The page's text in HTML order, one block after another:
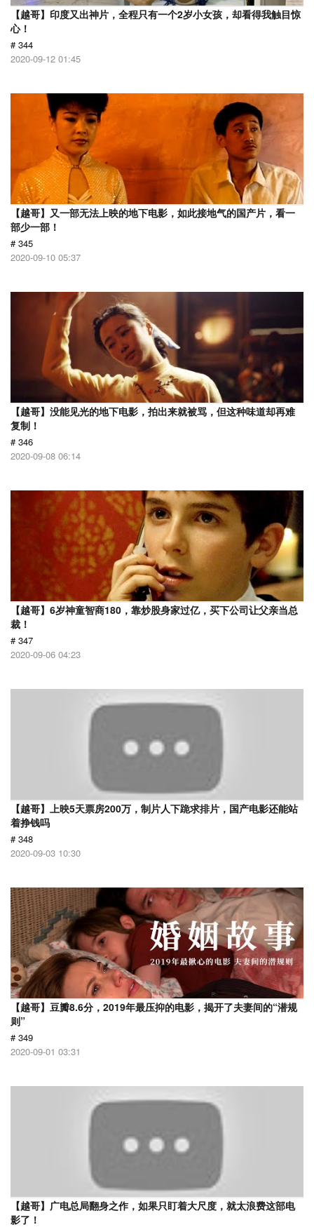
【越哥】印度又出神片，全程只有一个2岁小女孩，却看得我触目惊
心！
# 344
2020-09-12 01:45
【越哥】又一部无法上映的地下电影，如此接地气的国产片，看一
部少一部！
# 345
2020-09-10 05:37
【越哥】没能见光的地下电影，拍出来就被骂，但这种味道却再难
复制！
# 346
2020-09-08 06:14
【越哥】6岁神童智商180，靠炒股身家过亿，买下公司让父亲当总
裁！
# 347
2020-09-06 04:23
【越哥】上映5天票房200万，制片人下跪求排片，国产电影还能站
着挣钱吗
# 348
2020-09-03 10:30
【越哥】豆瓣8.6分，2019年最压抑的电影，揭开了夫妻间的“潜规
则”
# 349
2020-09-01 03:31
【越哥】广电总局翻身之作，如果只盯着大尺度，就太浪费这部电
影了！